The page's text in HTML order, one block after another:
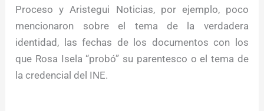
Proceso y Aristegui Noticias, por ejemplo, poco
mencionaron sobre el tema de la verdadera
identidad, las fechas de los documentos con los
que Rosa Isela “probó” su parentesco o el tema de
la credencial del INE.